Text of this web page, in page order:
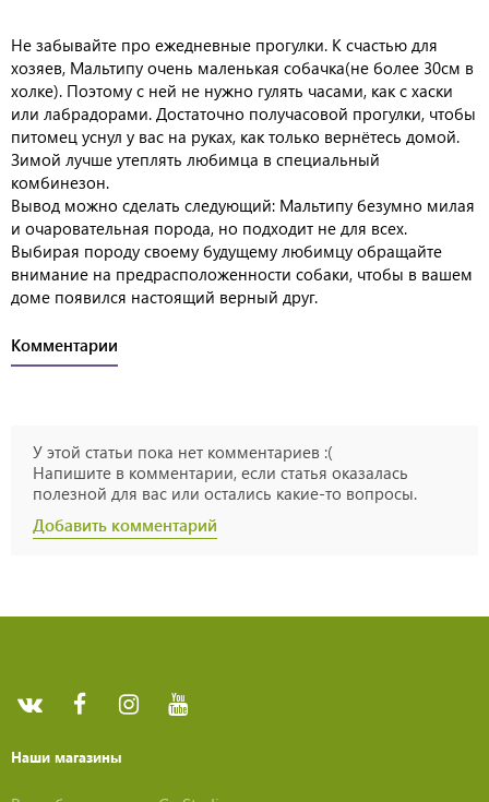
Не забывайте про ежедневные прогулки. К счастью для
хозяев, Мальтипу очень маленькая собачка(не более 30см в
холке). Поэтому с ней не нужно гулять часами, как с хаски
или лабрадорами. Достаточно получасовой прогулки, чтобы
питомец уснул у вас на руках, как только вернётесь домой.
Зимой лучше утеплять любимца в специальный
комбинезон.
Вывод можно сделать следующий: Мальтипу безумно милая
и очаровательная порода, но подходит не для всех.
Выбирая породу своему будущему любимцу обращайте
внимание на предрасположенности собаки, чтобы в вашем
доме появился настоящий верный друг.
Комментарии
У этой статьи пока нет комментариев :(
Напишите в комментарии, если статья оказалась
полезной для вас или остались какие-то вопросы.
Добавить комментарий
Наши магазины